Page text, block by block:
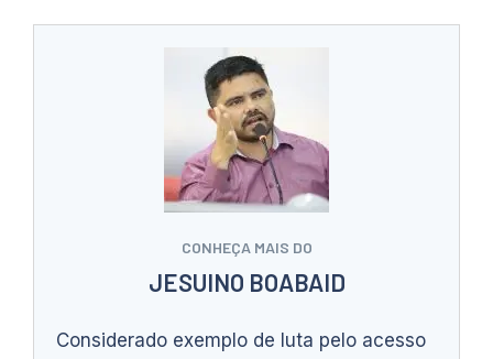
CONHEÇA MAIS DO
JESUINO BOABAID
Considerado exemplo de luta pelo acesso